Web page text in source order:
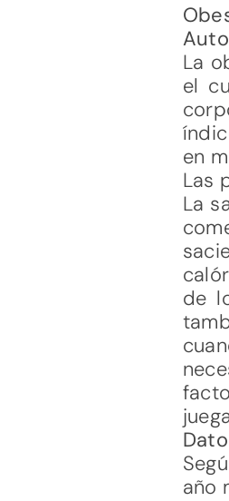
La
el
en
Las
La
de
año